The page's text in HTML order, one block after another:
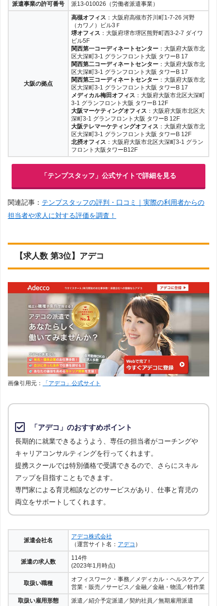
派遣事業の許可番号
派13-010026（労働者派遣事業）
大阪の拠点
高槻オフィス ：大阪府高槻市芥川町1-7-26 河野
（カワノ）ビル3Ｆ
堺オフィス ：大阪府堺市堺区熊野町西3-2-7 ダイワ
ビル5F
関西第一コーディネートセンター ：大阪府大阪市北
区大深町3-1 グランフロント大阪 タワーB 17
関西第二コーディネートセンター ：大阪府大阪市北
区大深町3-1 グランフロント大阪 タワーB 17
関西第三コーディネートセンター ：大阪府大阪市北
区大深町3-1 グランフロント大阪 タワーB 17
メディカル梅田オフィス ：大阪府大阪市北区大深町
3-1 グランフロント大阪 タワーB 12F
大阪マーケティングオフィス ：大阪府大阪市北区大
深町3-1 グランフロント大阪 タワーB 12F
大阪テレマーケティングオフィス ：大阪府大阪市北
区大深町3-1 グランフロント大阪 タワーB 12F
北摂オフィス ：大阪府大阪市北区大深町3-1 グラン
フロント大阪タワーB12F
「テンプスタッフ」公式サイトで詳細を見る
関連記事： テンプスタッフの評判・口コミ｜実際の利用者からの
担当者や求人に対する評価を調査！
【求人数 第3位】アデコ
画像引用元： 「アデコ」公式サイト
「アデコ」のおすすめポイント
長期的に就業できるようよう、専任の担当者がコーチングや
キャリアコンサルティングを行ってくれます。
提携スクールでは特別価格で受講できるので、さらにスキル
アップを目指すこともできます。
専門家による育児相談などのサービスがあり、仕事と育児の
両立をサポートしてくれます。
派遣会社名
アデコ株式会社
（運営サイト名： アデコ ）
派遣の求人数
114件
(2023年1月時点)
取扱い職種
オフィスワーク・事務／メディカル・ヘルスケア／
営業・販売／サービス／金融／金融・物流／軽作業
取扱い雇用形態
派遣／紹介予定派遣／契約社員／無期雇用派遣